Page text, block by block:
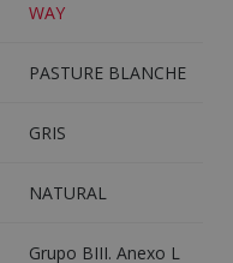
WAY
PASTURE BLANCHE
GRIS
NATURAL
Grupo BIII. Anexo L